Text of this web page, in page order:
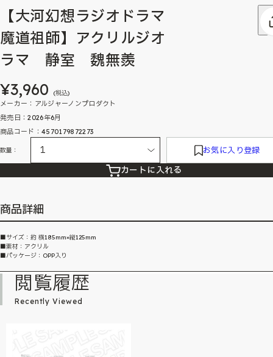
【大河幻想ラジオドラマ
魔道祖師】アクリルジオ
ラマ 静室 魏無羨
¥3,960 (税込)
メーカー：アルジャーノンプロダクト
発売日：2026年6月
商品コード：4570179872273
数量： お気に入り登録
カートに入れる
商品詳細
■サイズ：約 横185mm×縦125mm
■素材：アクリル
■パッケージ：OPP入り
閲覧履歴
Recently Viewed